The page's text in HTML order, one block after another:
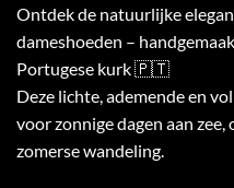
Ontdek de natuurlijke
dameshoeden –
Portugese kurk 🇵🇹
Deze lichte, ademende en
voor zonnige dagen aan
zomerse wandeling.